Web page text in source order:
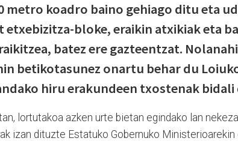
metro koadro baino gehiago ditu eta
etxebizitza-bloke, eraikin atxikiak eta
batez ere gazteentzat.
betikotasunez onartu behar du
hiru erakundeen txostenak
lortutakoa azken urte bietan egindako lan
izan dituzte Estatuko Gobernuko